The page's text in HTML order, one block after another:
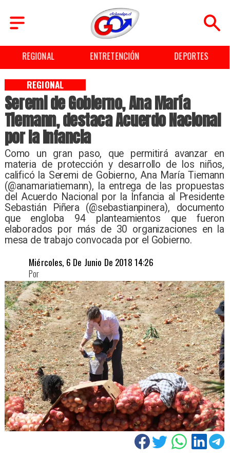
ENTRETENCIÓN DEPORTES
Seremi de Gobierno, Ana María
Tiemann, destaca Acuerdo Nacional
por la Infancia
Como un gran paso, que permitirá avanzar en
materia de protección y desarrollo de los niños,
calificó la Seremi de Gobierno, Ana María Tiemann
(@anamariatiemann), la entrega de las propuestas
del Acuerdo Nacional por la Infancia al Presidente
Sebastián Piñera (@sebastianpinera), documento
que engloba 94 planteamientos que fueron
elaborados por más de 30 organizaciones en la
mesa de trabajo convocada por el Gobierno.
REGIONAL
Miércoles, 6 De Junio De 2018 14:26
Por